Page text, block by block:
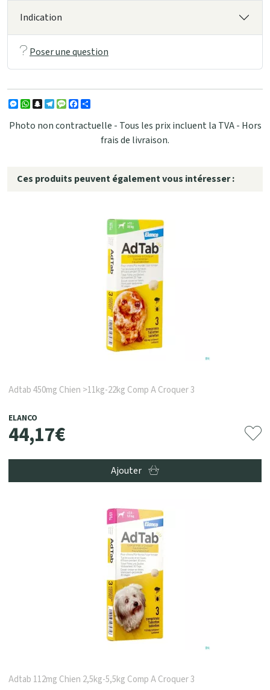
Indication
Poser une question
Messenger
WhatsApp
Snapchat
Telegram
MessageFacebook
Photo non contractuelle - Tous les prix incluent la TVA - Hors
frais de livraison.
Ces produits peuvent également vous intéresser :
Adtab 450mg Chien >11kg-22kg Comp A Croquer 3
ELANCO
44,17€
Ajouter
Adtab 112mg Chien 2,5kg-5,5kg Comp A Croquer 3